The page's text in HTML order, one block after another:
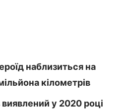
наблизиться на
кілометрів
у 2020 році